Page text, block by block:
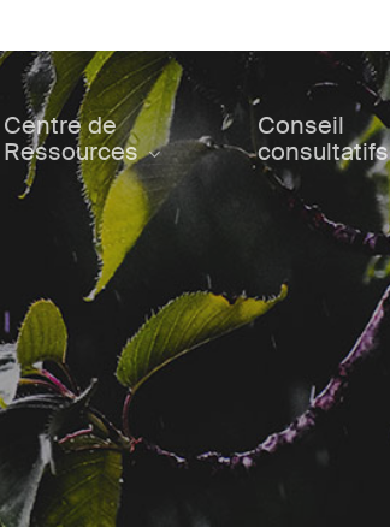
Centre de
Ressources
Conseil
consultatifs